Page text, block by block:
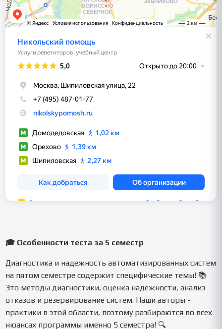
🎓 Особенности теста за 5 семестр
Диагностика и надежность автоматизированных систем
на пятом семестре содержит специфические темы! 📚
Это методы диагностики, оценка надежности, анализ
отказов и резервирование систем. Наши авторы -
практики в этой области, поэтому разбираются во всех
нюансах программы именно 5 семестра! 🔍